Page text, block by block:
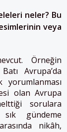
neler? Bu
veya
Örneğin
Avrupa’da
olan Avrupa
sorulara
sık gündeme
nikâh,